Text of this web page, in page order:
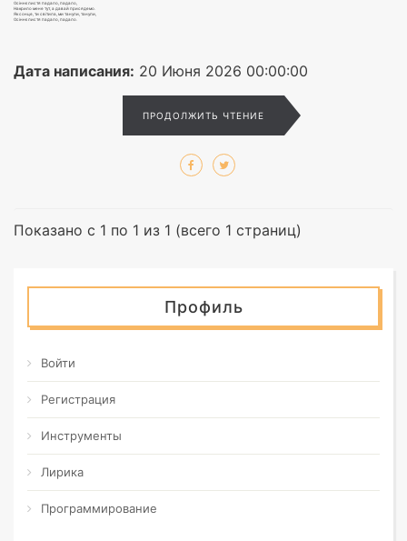
Осіннє листя падало, падало,
Накрило мене тут, а давай присядемо.
Як сонце, ти світила, ми танули, танули,
Осіннє листя падало, падало.
Дата написания: 20 Июня 2026 00:00:00
ПРОДОЛЖИТЬ ЧТЕНИЕ
Показано с 1 по 1 из 1 (всего 1 страниц)
Профиль
Войти
Регистрация
Инструменты
Лирика
Программирование